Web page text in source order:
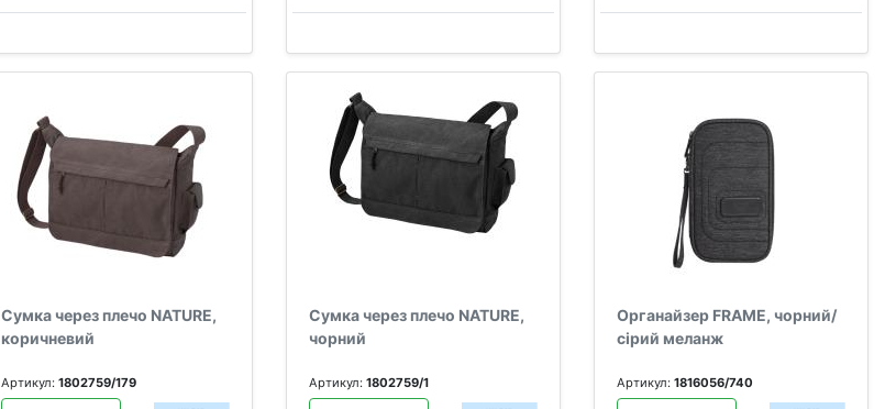
Сумка через плечо NATURE,
коричневий
Артикул: 1802759/179
Сумка через плечо NATURE,
чорний
Артикул: 1802759/1
Органайзер FRAME, чорний/
сірий меланж
Артикул: 1816056/740